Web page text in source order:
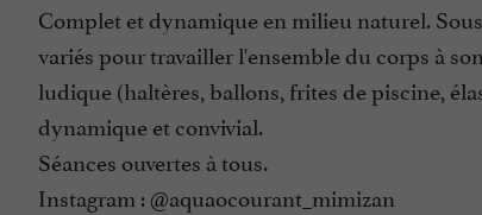
Complet et dynamique en milieu naturel.
variés pour travailler l'ensemble du corps à
ludique (haltères, ballons, frites de piscine,
dynamique et convivial.
Séances ouvertes à tous.
Instagram : @aquaocourant_mimizan